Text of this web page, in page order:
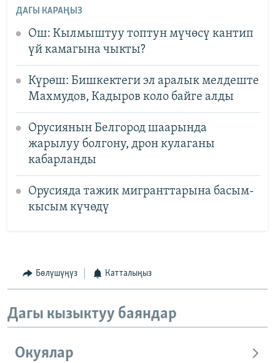
ДАГЫ КАРАҢЫЗ
Ош: Кылмыштуу топтун мүчөсү кантип
үй камагына чыкты?
Күрөш: Бишкектеги эл аралык мелдеште
Махмудов, Кадыров коло байге алды
Орусиянын Белгород шаарында
жарылуу болгону, дрон кулаганы
кабарланды
Орусияда тажик мигранттарына басым-
кысым күчөдү
Бөлүшүңүз Катталыңыз
Дагы кызыктуу баяндар
Окуялар